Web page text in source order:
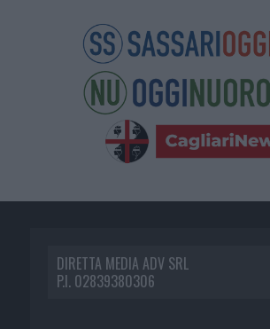
DIRETTA MEDIA ADV SRL
P.I. 02839380306